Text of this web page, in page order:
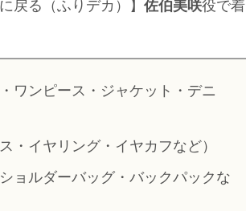
戻る（ふりデカ）】 佐伯美咲役で着
ワンピース・ジャケット・デニ
・イヤリング・イヤカフなど）
ョルダーバッグ・バックパックな